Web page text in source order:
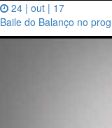
24 | out | 17
Baile do Balanço no